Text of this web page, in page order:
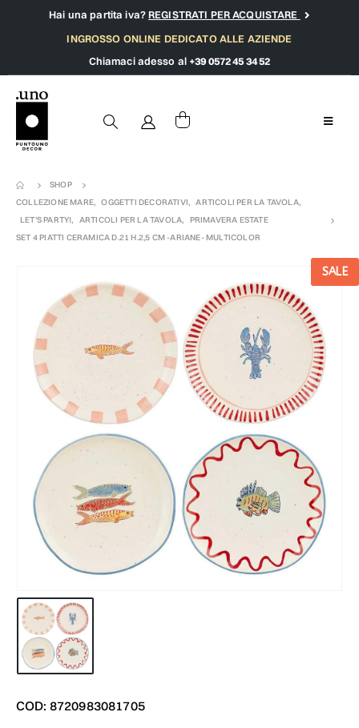
Hai una partita iva?REGISTRATI PER ACQUISTARE
INGROSSO ONLINE DEDICATO ALLE AZIENDE
Chiamaci adesso al +39 0572 45 34 52
SHOP
COLLEZIONE MARE, OGGETTI DECORATIVI, ARTICOLI PER LA TAVOLA,
LET'S PARTY!, ARTICOLI PER LA TAVOLA,
PRIMAVERA ESTATE
SET 4 PIATTI CERAMICA D.21 H.2,5 CM -ARIANE- MULTICOLOR
SALE
COD: 8720983081705